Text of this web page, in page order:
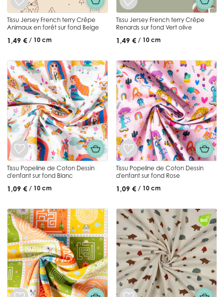
Tissu Jersey French terry Crêpe
Animaux en forêt sur fond Beige
1,49 € / 10 cm
Tissu Jersey French terry Crêpe
Renards sur fond Vert olive
1,49 € / 10 cm
Tissu Popeline de Coton Dessin
d'enfant sur fond Blanc
1,09 € / 10 cm
Tissu Popeline de Coton Dessin
d'enfant sur fond Rose
1,09 € / 10 cm